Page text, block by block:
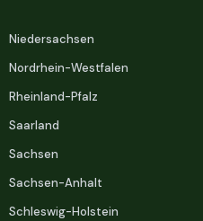
Niedersachsen
Nordrhein-Westfalen
Rheinland-Pfalz
Saarland
Sachsen
Sachsen-Anhalt
Schleswig-Holstein